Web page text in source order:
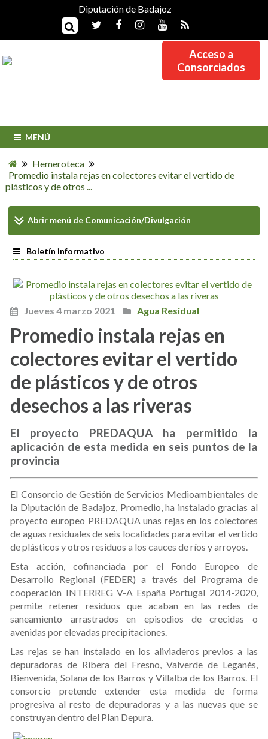
Diputación de Badajoz
Acceso a
Consorciados
MENÚ
Hemeroteca
Promedio instala rejas en colectores evitar el vertido de
plásticos y de otros ...
Jueves 4 marzo 2021 Agua Residual
Promedio instala rejas en
colectores evitar el vertido
de plásticos y de otros
desechos a las riveras
El proyecto PREDAQUA ha permitido la
aplicación de esta medida en seis puntos de la
provincia
El Consorcio de Gestión de Servicios Medioambientales de
la Diputación de Badajoz, Promedio, ha instalado gracias al
proyecto europeo PREDAQUA unas rejas en los colectores
de aguas residuales de seis localidades para evitar el vertido
de plásticos y otros residuos a los cauces de ríos y arroyos.
Esta acción, cofinanciada por el Fondo Europeo de
Desarrollo Regional (FEDER) a través del Programa de
cooperación INTERREG V-A España Portugal 2014-2020,
permite retener residuos que acaban en las redes de
saneamiento arrastrados en episodios de crecidas o
avenidas por elevadas precipitaciones.
Las rejas se han instalado en los aliviaderos previos a las
depuradoras de Ribera del Fresno, Valverde de Leganés,
Bienvenida, Solana de los Barros y Villalba de los Barros. El
consorcio pretende extender esta medida de forma
progresiva al resto de depuradoras y a las nuevas que se
construyan dentro del Plan Depura.
Abrir menú de Comunicación/Divulgación
Boletín informativo